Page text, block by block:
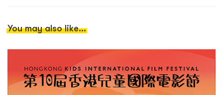
You may also like...